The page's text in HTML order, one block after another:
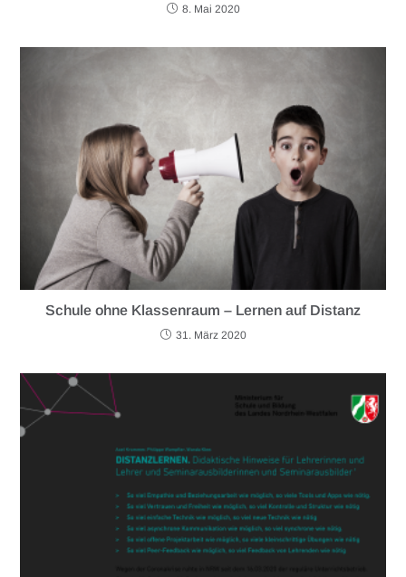
8. Mai 2020
Schule ohne Klassenraum – Lernen auf Distanz
31. März 2020